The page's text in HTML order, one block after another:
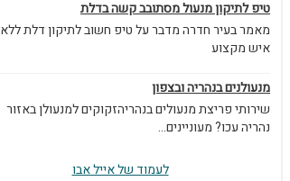
טיפ לתיקון מנעול מסתובב קשה בדלת
מאמר בעיר חדרה מדבר על טיפ חשוב לתיקון דלת ללא
איש מקצוע
מנעולנים בנהריה ובצפון
שירותי פריצת מנעולים בנהריהזקוקים למנעולן באזור
נהריה עכו? מעוניינים...
לעמוד של אייל אבו